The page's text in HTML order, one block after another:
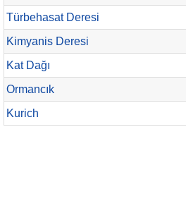
Türbehasat Deresi
Kimyanis Deresi
Kat Dağı
Ormancık
Kurich